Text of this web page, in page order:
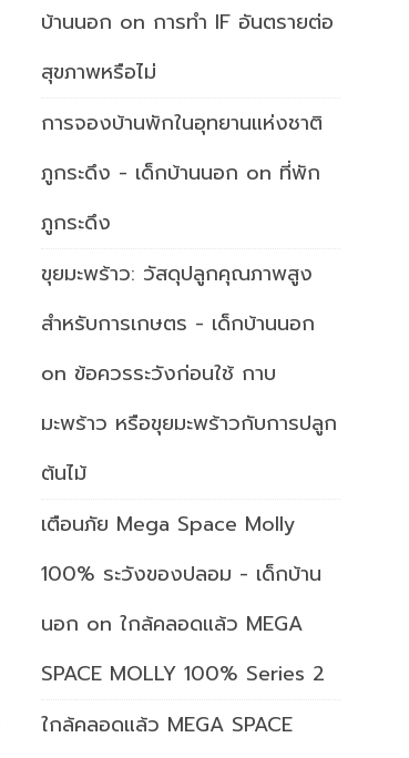
บ้านนอก on การทำ IF อันตรายต่อ
สุขภาพหรือไม่
การจองบ้านพักในอุทยานแห่งชาติ
ภูกระดึง - เด็กบ้านนอก on ที่พัก
ภูกระดึง
ขุยมะพร้าว: วัสดุปลูกคุณภาพสูง
สำหรับการเกษตร - เด็กบ้านนอก
on ข้อควรระวังก่อนใช้ กาบ
มะพร้าว หรือขุยมะพร้าวกับการปลูก
ต้นไม้
เตือนภัย Mega Space Molly
100% ระวังของปลอม - เด็กบ้าน
นอก on ใกล้คลอดแล้ว MEGA
SPACE MOLLY 100% Series 2
ใกล้คลอดแล้ว MEGA SPACE